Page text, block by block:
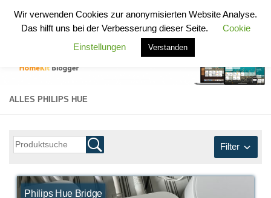
Zum Inhalt springen
HomeKit Blogger
ALLES PHILIPS HUE
Filter
Philips Hue Bridge
Wir verwenden Cookies zur anonymisierten Website Analyse.
Das hilft uns bei der Verbesserung dieser Seite.
Cookie
Einstellungen
Verstanden